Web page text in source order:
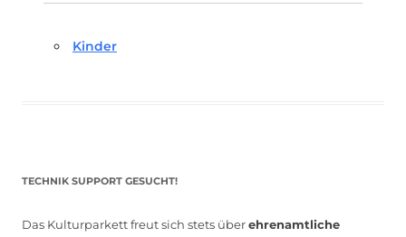
Kinder
TECHNIK SUPPORT GESUCHT!
Das Kulturparkett freut sich stets überehrenamtliche